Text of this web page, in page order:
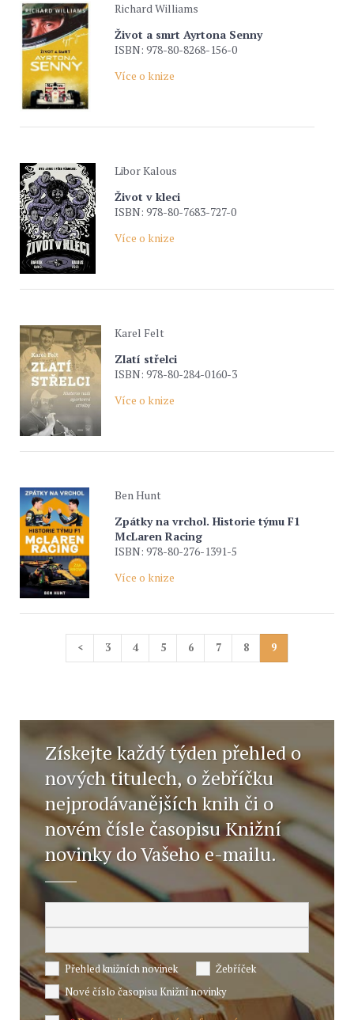
Richard Williams
Život a smrt Ayrtona Senny
ISBN: 978-80-8268-156-0
Více o knize
Libor Kalous
Život v kleci
ISBN: 978-80-7683-727-0
Více o knize
Karel Felt
Zlatí střelci
ISBN: 978-80-284-0160-3
Více o knize
Ben Hunt
Zpátky na vrchol. Historie týmu F1
McLaren Racing
ISBN: 978-80-276-1391-5
Více o knize
< 3 4 5 6 7 8 9
Získejte každý týden přehled o
nových titulech, o žebříčku
nejprodávanějších knih či o
novém čísle časopisu Knižní
novinky do Vašeho e-mailu.
Přehled knižních novinek
Žebříček
Nové číslo časopisu Knižní novinky